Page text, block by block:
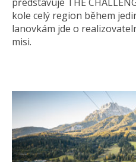
kole celý region během
lanovkám jde o
misi.